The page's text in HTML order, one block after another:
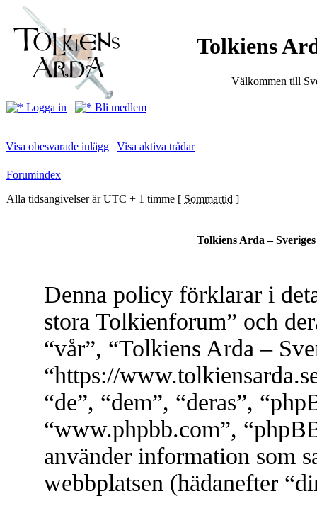
Tolkiens
Välkommen till
Logga in Bli medlem
Visa obesvarade inlägg | Visa aktiva trådar
Forumindex
Alla tidsangivelser är UTC + 1 timme [ Sommartid ]
Tolkiens Arda –
Denna policy förklarar i
stora Tolkienforum” och
“vår”, “Tolkiens Arda –
“https://
“de”, “dem”, “deras”,
“www.phpbb.com”,
använder information som
webbplatsen (hädanefter